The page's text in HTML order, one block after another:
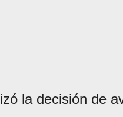
la decisión de